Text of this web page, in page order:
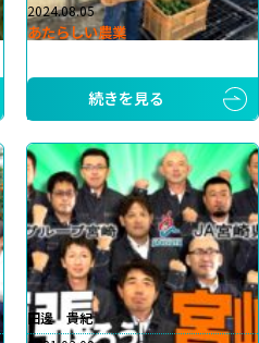
2024.08.05
あたらしい農業
続きを見る
田邊 貴紀